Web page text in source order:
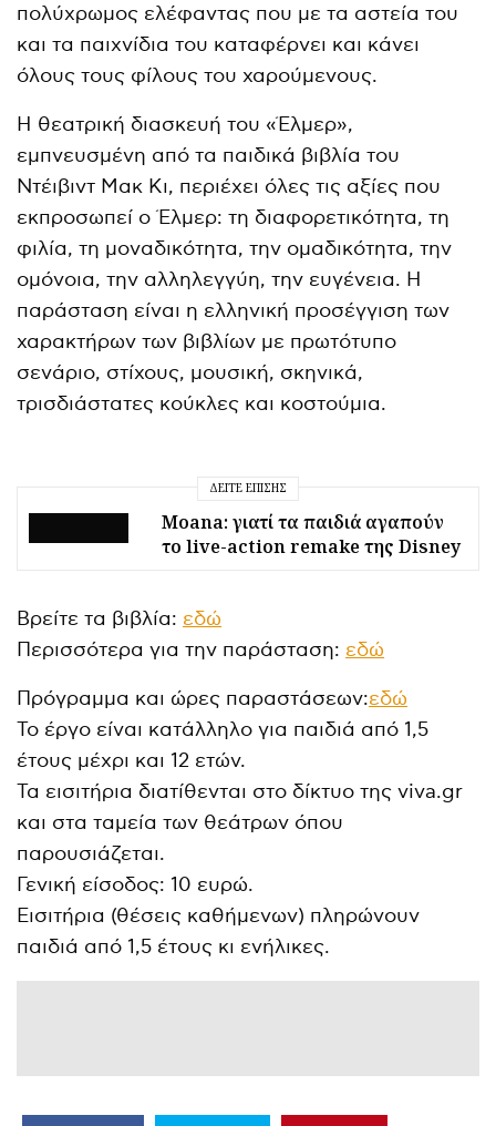
πολύχρωμος ελέφαντας που με τα αστεία του
και τα παιχνίδια του καταφέρνει και κάνει
όλους τους φίλους του χαρούμενους.
Η θεατρική διασκευή του «Έλμερ»,
εμπνευσμένη από τα παιδικά βιβλία του
Ντέιβιντ Μακ Κι, περιέχει όλες τις αξίες που
εκπροσωπεί ο Έλμερ: τη διαφορετικότητα, τη
φιλία, τη μοναδικότητα, την ομαδικότητα, την
ομόνοια, την αλληλεγγύη, την ευγένεια. Η
παράσταση είναι η ελληνική προσέγγιση των
χαρακτήρων των βιβλίων με πρωτότυπο
σενάριο, στίχους, μουσική, σκηνικά,
τρισδιάστατες κούκλες και κοστούμια.
ΔΕΊΤΕ ΕΠΊΣΗΣ
Moana: γιατί τα παιδιά αγαπούν
το live-action remake της Disney
Βρείτε τα βιβλία: εδώ
Περισσότερα για την παράσταση: εδώ
Πρόγραμμα και ώρες παραστάσεων:εδώ
Το έργο είναι κατάλληλο για παιδιά από 1,5
έτους μέχρι και 12 ετών.
Τα εισιτήρια διατίθενται στο δίκτυο της viva.gr
και στα ταμεία των θεάτρων όπου
παρουσιάζεται.
Γενική είσοδος: 10 ευρώ.
Εισιτήρια (θέσεις καθήμενων) πληρώνουν
παιδιά από 1,5 έτους κι ενήλικες.